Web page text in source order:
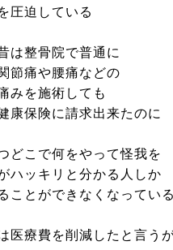
圧迫している
は整骨院で普通に
節痛や腰痛などの
みを施術しても
康保険に請求出来たのに
どこで何をやって怪我を
ハッキリと分かる人しか
ことができなくなっている
医療費を削減したと言う